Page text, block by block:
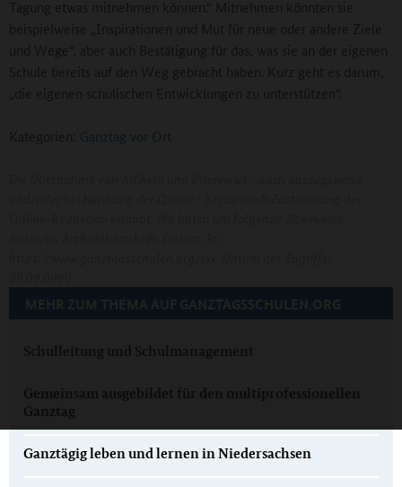
Tagung etwas mitnehmen können.“ Mitnehmen könnten sie
beispielweise „Inspirationen und Mut für neue oder andere Ziele
und Wege“, aber auch Bestätigung für das, was sie an der eigenen
Schule bereits auf den Weg gebracht haben. Kurz geht es darum,
„die eigenen schulischen Entwicklungen zu unterstützen“.
Kategorien: Ganztag vor Ort
MEHR ZUM THEMA AUF GANZTAGSSCHULEN.ORG
Schulleitung und Schulmanagement
Gemeinsam ausgebildet für den multiprofessionellen
Ganztag
Ganztägig leben und lernen in Niedersachsen